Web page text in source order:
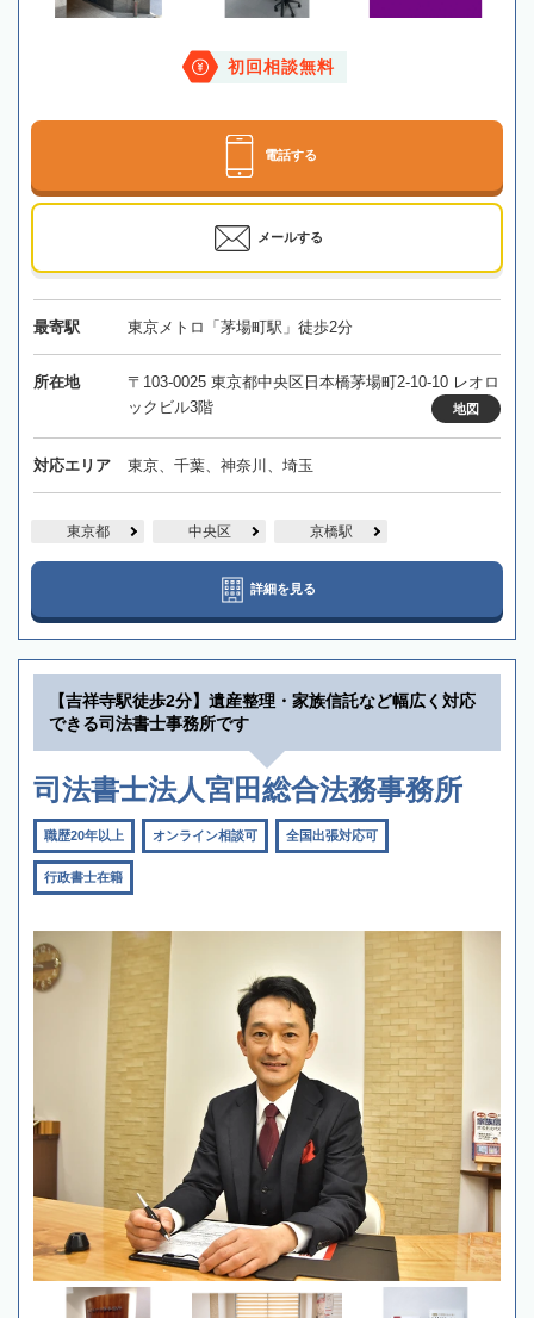
初回相談無料
電話する
メールする
最寄駅 東京メトロ「茅場町駅」徒歩2分
所在地
〒103-0025 東京都中央区日本橋茅場町2-10-10 レオロ
ックビル3階
地図
対応エリア 東京、千葉、神奈川、埼玉
東京都 中央区 京橋駅
詳細を見る
【吉祥寺駅徒歩2分】遺産整理・家族信託など幅広く対応
できる司法書士事務所です
司法書士法人宮田総合法務事務所
職歴20年以上 オンライン相談可 全国出張対応可
行政書士在籍